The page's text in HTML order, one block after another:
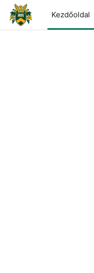
Tovább a fő tartalomhoz
Kezdőoldal